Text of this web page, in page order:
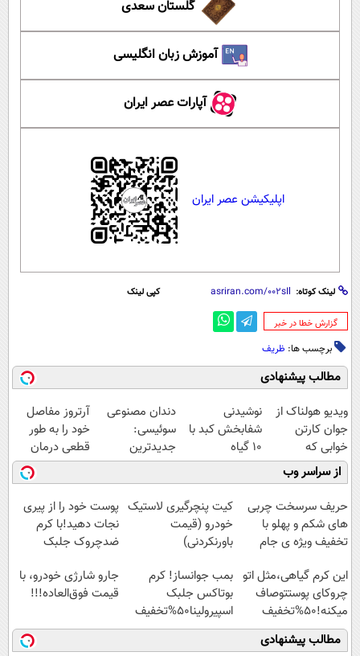
گلستان سعدی
آموزش زبان انگلیسی
آپارات عصر ایران
اپلیکیشن عصر ایران
لینک کوتاه: کپی لینک
‌گزارش خطا در خبر
برچسب ها: ظریف
مطالب پیشنهادی
ویدیو هولناک از
جوان کارتن
خوابی که
میلیاردر شد.
آموزش رایگان
نوشیدنی
شفابخش کبد با
10 گیاه
موثر(تخفیف تا
امشب)
دندان مصنوعی
سوئیسی:
جدیدترین
فناوری اروپا،
سبک و مقاوم |
پرداخت قسطی
آرتروز مفاصل
خود را به طور
قطعی درمان
کنید!
◗پرسش‌نامه◖
از سراسر وب
حریف سرسخت چربی
های شکم و پهلو با
تخفیف ویژه ی جام
کیت پنچرگیری لاستیک
خودرو (قیمت
باورنکردنی)
پوست خود را از پیری
نجات دهید!با کرم
ضدچروک جلبک
این کرم گیاهی،مثل اتو
چروکای پوستتوصاف
میکنه!50%تخفیف
بمب جوانساز! کرم
بوتاکس جلبک
اسپیرولینا50%تخفیف
جارو شارژی خودرو، با
قیمت فوق‌العاده!!!
مطالب پیشنهادی